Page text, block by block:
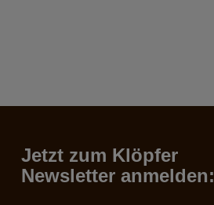
Jetzt zum Klöpfer
Newsletter anmelden: